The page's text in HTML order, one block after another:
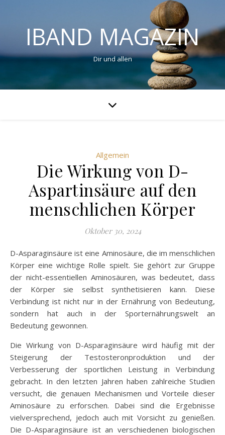
IBAND MAGAZIN
Dir und allen
Allgemein
Die Wirkung von D-
Aspartinsäure auf den
menschlichen Körper
Oktober 30, 2024
D-Asparaginsäure ist eine Aminosäure, die im menschlichen
Körper eine wichtige Rolle spielt. Sie gehört zur Gruppe
der nicht-essentiellen Aminosäuren, was bedeutet, dass
der Körper sie selbst synthetisieren kann. Diese
Verbindung ist nicht nur in der Ernährung von Bedeutung,
sondern hat auch in der Sporternährungswelt an
Bedeutung gewonnen.
Die Wirkung von D-Asparaginsäure wird häufig mit der
Steigerung der Testosteronproduktion und der
Verbesserung der sportlichen Leistung in Verbindung
gebracht. In den letzten Jahren haben zahlreiche Studien
versucht, die genauen Mechanismen und Vorteile dieser
Aminosäure zu erforschen. Dabei sind die Ergebnisse
vielversprechend, jedoch auch mit Vorsicht zu genießen.
Die D-Asparaginsäure ist an verschiedenen biologischen